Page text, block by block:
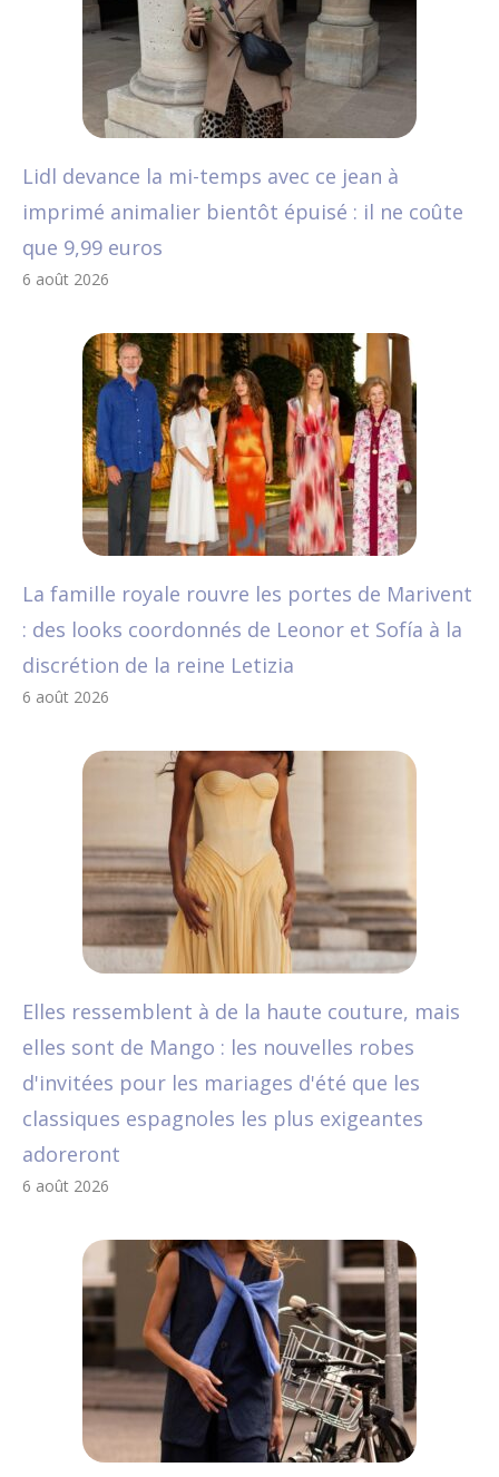
Lidl devance la mi-temps avec ce jean à
imprimé animalier bientôt épuisé : il ne coûte
que 9,99 euros
6 août 2026
La famille royale rouvre les portes de Marivent
: des looks coordonnés de Leonor et Sofía à la
discrétion de la reine Letizia
6 août 2026
Elles ressemblent à de la haute couture, mais
elles sont de Mango : les nouvelles robes
d'invitées pour les mariages d'été que les
classiques espagnoles les plus exigeantes
adoreront
6 août 2026